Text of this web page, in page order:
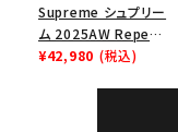
Supreme シュプリー
ム 2025AW Repeat
Leather Belt リピー
¥42,980 (税込)